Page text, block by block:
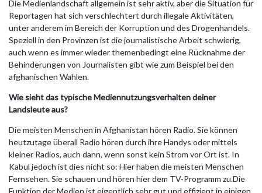
Die Medienlandschaft allgemein ist sehr aktiv, aber die Situation für
Reportagen hat sich verschlechtert durch illegale Aktivitäten,
unter anderem im Bereich der Korruption und des Drogenhandels.
Speziell in den Provinzen ist die journalistische Arbeit schwierig,
auch wenn es immer wieder themenbedingt eine Rücknahme der
Behinderungen von Journalisten gibt wie zum Beispiel bei den
afghanischen Wahlen.
Wie sieht das typische Mediennutzungsverhalten deiner
Landsleute aus?
Die meisten Menschen in Afghanistan hören Radio. Sie können
heutzutage überall Radio hören durch ihre Handys oder mittels
kleiner Radios, auch dann, wenn sonst kein Strom vor Ort ist. In
Kabul jedoch ist dies nicht so: Hier haben die meisten Menschen
Fernsehen. Sie schauen und hören hier dem TV-Programm zu.Die